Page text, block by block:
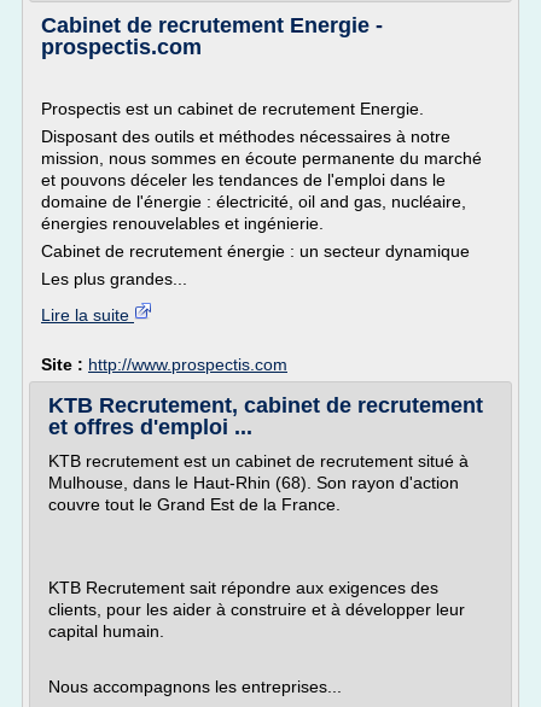
Cabinet de recrutement Energie -
prospectis.com
Prospectis est un cabinet de recrutement Energie.
Disposant des outils et méthodes nécessaires à notre
mission, nous sommes en écoute permanente du marché
et pouvons déceler les tendances de l'emploi dans le
domaine de l'énergie : électricité, oil and gas, nucléaire,
énergies renouvelables et ingénierie.
Cabinet de recrutement énergie : un secteur dynamique
Les plus grandes...
Lire la suite
Site : http://www.prospectis.com
KTB Recrutement, cabinet de recrutement
et offres d'emploi ...
KTB recrutement est un cabinet de recrutement situé à
Mulhouse, dans le Haut-Rhin (68). Son rayon d'action
couvre tout le Grand Est de la France.
KTB Recrutement sait répondre aux exigences des
clients, pour les aider à construire et à développer leur
capital humain.
Nous accompagnons les entreprises...